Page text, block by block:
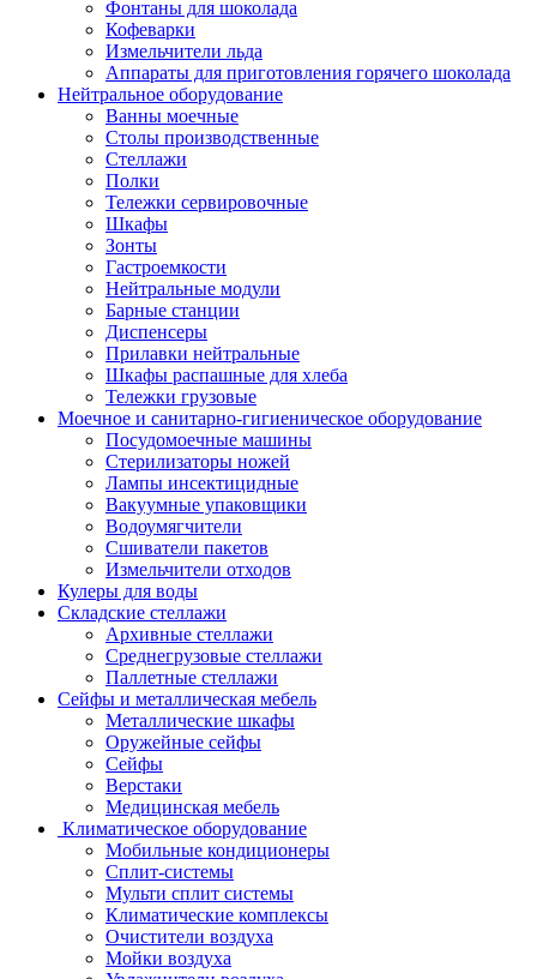
Фонтаны для шоколада
Кофеварки
Измельчители льда
Аппараты для приготовления горячего шоколада
Нейтральное оборудование
Ванны моечные
Столы производственные
Стеллажи
Полки
Тележки сервировочные
Шкафы
Зонты
Гастроемкости
Нейтральные модули
Барные станции
Диспенсеры
Прилавки нейтральные
Шкафы распашные для хлеба
Тележки грузовые
Моечное и санитарно-гигиеническое оборудование
Посудомоечные машины
Стерилизаторы ножей
Лампы инсектицидные
Вакуумные упаковщики
Водоумягчители
Сшиватели пакетов
Измельчители отходов
Кулеры для воды
Складские стеллажи
Архивные стеллажи
Среднегрузовые стеллажи
Паллетные стеллажи
Сейфы и металлическая мебель
Металлические шкафы
Оружейные сейфы
Сейфы
Верстаки
Медицинская мебель
Климатическое оборудование
Мобильные кондиционеры
Сплит-системы
Мульти сплит системы
Климатические комплексы
Очистители воздуха
Мойки воздуха